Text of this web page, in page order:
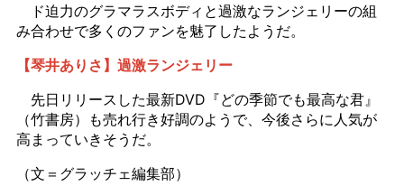
ド迫力のグラマラスボディと過激なランジェリーの組
み合わせで多くのファンを魅了したようだ。
【琴井ありさ】過激ランジェリー
先日リリースした最新DVD『どの季節でも最高な君』
（竹書房）も売れ行き好調のようで、今後さらに人気が
高まっていきそうだ。
（文＝グラッチェ編集部）